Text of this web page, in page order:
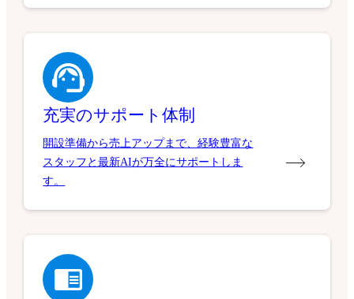
充実のサポート体制
開設準備から売上アップまで、経験豊富な
スタッフと最新AIが万全にサポートしま
す。